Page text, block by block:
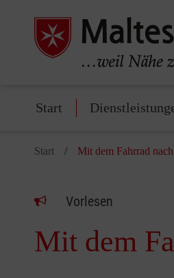
Start
Start Mit dem Fahrrad
Vorlesen
Mit dem